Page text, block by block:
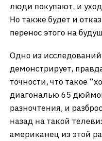
люди покупают, и
Но также будет и
перенос этого на
Одно из
демонстрирует,
точности, что такое
диагональю 65
разночтения, и
назад на такой
американец из этой